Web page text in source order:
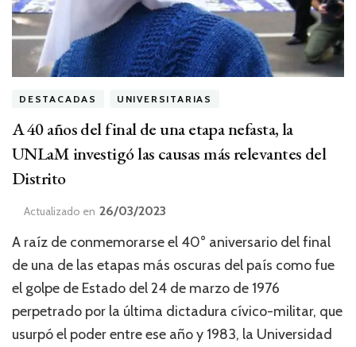
DESTACADAS UNIVERSITARIAS
A 40 años del final de una etapa nefasta, la
UNLaM investigó las causas más relevantes del
Distrito
Actualizado en 26/03/2023
A raíz de conmemorarse el 40° aniversario del final
de una de las etapas más oscuras del país como fue
el golpe de Estado del 24 de marzo de 1976
perpetrado por la última dictadura cívico-militar, que
usurpó el poder entre ese año y 1983, la Universidad